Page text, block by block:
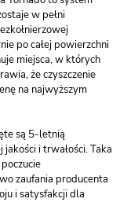
w pełni
po całej powierzchni
miejsca, w których
że czyszczenie
na najwyższym
są 5-letnią
i trwałości. Taka
zaufania producenta
i satysfakcji dla